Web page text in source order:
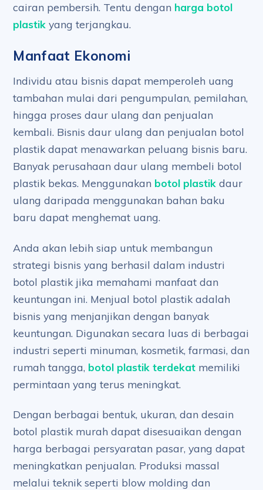
cairan pembersih. Tentu dengan harga botol
plastik yang terjangkau.
Manfaat Ekonomi
Individu atau bisnis dapat memperoleh uang
tambahan mulai dari pengumpulan, pemilahan,
hingga proses daur ulang dan penjualan
kembali. Bisnis daur ulang dan penjualan botol
plastik dapat menawarkan peluang bisnis baru.
Banyak perusahaan daur ulang membeli botol
plastik bekas. Menggunakan botol plastik daur
ulang daripada menggunakan bahan baku
baru dapat menghemat uang.
Anda akan lebih siap untuk membangun
strategi bisnis yang berhasil dalam industri
botol plastik jika memahami manfaat dan
keuntungan ini. Menjual botol plastik adalah
bisnis yang menjanjikan dengan banyak
keuntungan. Digunakan secara luas di berbagai
industri seperti minuman, kosmetik, farmasi, dan
rumah tangga, botol plastik terdekat memiliki
permintaan yang terus meningkat.
Dengan berbagai bentuk, ukuran, dan desain
botol plastik murah dapat disesuaikan dengan
harga berbagai persyaratan pasar, yang dapat
meningkatkan penjualan. Produksi massal
melalui teknik seperti blow molding dan